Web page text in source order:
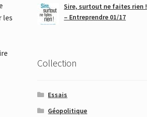
les
Sire, surtout ne faites rien !
– Entreprendre 01/17
Collection
Essais
Géopolitique